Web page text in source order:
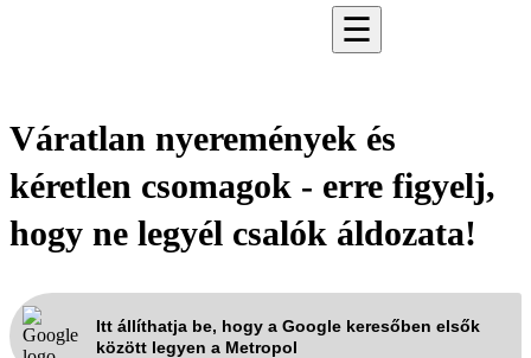
☰
Váratlan nyeremények és
kéretlen csomagok - erre figyelj,
hogy ne legyél csalók áldozata!
Itt állíthatja be, hogy a Google keresőben elsők
között legyen a Metropol